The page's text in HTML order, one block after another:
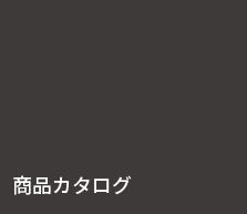
商品カタログ